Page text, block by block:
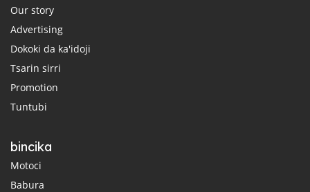
Our story
Advertising
Dokoki da ka'idoji
Tsarin sirri
Promotion
Tuntubi
bincika
Motoci
Babura